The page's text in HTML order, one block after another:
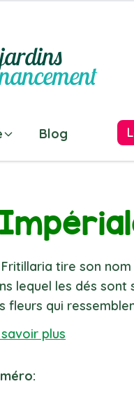
Blog
Fritillaria tire son
lequel les dés
fleurs qui
savoir plus